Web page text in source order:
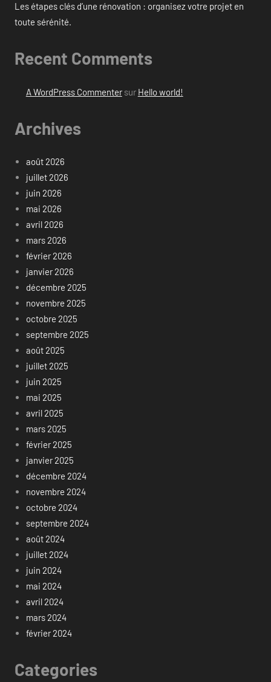
Les étapes clés d’une rénovation : organisez votre projet en
toute sérénité.
Recent Comments
A WordPress Commentersur Hello world!
Archives
août 2026
juillet 2026
juin 2026
mai 2026
avril 2026
mars 2026
février 2026
janvier 2026
décembre 2025
novembre 2025
octobre 2025
septembre 2025
août 2025
juillet 2025
juin 2025
mai 2025
avril 2025
mars 2025
février 2025
janvier 2025
décembre 2024
novembre 2024
octobre 2024
septembre 2024
août 2024
juillet 2024
juin 2024
mai 2024
avril 2024
mars 2024
février 2024
Categories